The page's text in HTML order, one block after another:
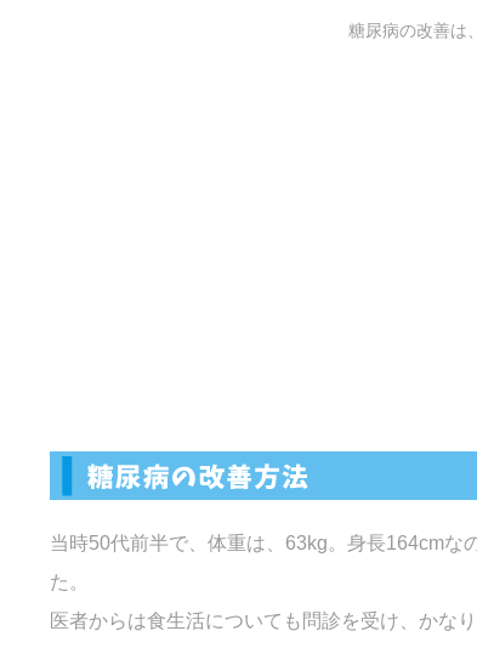
糖尿病の改善は
当時50代前半で、体重は、63kg。身長164cmな
た。
医者からは食生活についても問診を受け、かな